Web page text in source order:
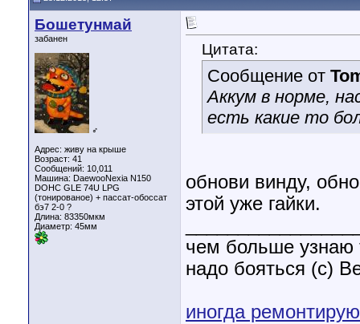
Бошетунмай
забанен
♂
Адрес: живу на крыше
Возраст: 41
Сообщений: 10,011
Машина: DaewooNexia N150
DOHC GLE 74U LPG
(тонированое) + пассат-обоссат
бэ7 2-0 ?
Длина: 83350мкм
Диаметр: 45мм
Цитата:
Сообщение от
Аккум в норме,
есть какие то
обнови винду,
этой уже гайки.
чем больше узнаю
надо бояться (с)
иногда